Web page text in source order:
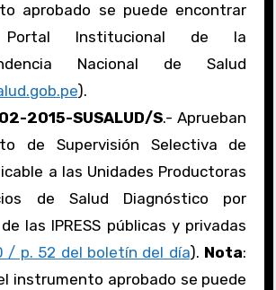
aprobado se puede encontrar
Institucional de la
Nacional de Salud
).
2015-SUSALUD/S.- Aprueban
de Supervisión Selectiva de
a las Unidades Productoras
de Salud Diagnóstico por
las IPRESS públicas y privadas
/ p. 52 del boletín del día). Nota:
instrumento aprobado se puede